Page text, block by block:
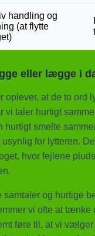
handling og
(at flytte
eller lægge i
oplever, at de to ord
vi taler hurtigt
hurtigt smelte
for lytteren.
hvor fejlene
og hurtige
vi ofte at tænke
føre til, at vi vælger